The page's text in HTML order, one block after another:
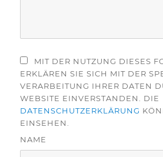
MIT DER NUTZUNG DIESES
ERKLÄREN SIE SICH MIT DER
VERARBEITUNG IHRER DATEN
WEBSITE EINVERSTANDEN. DIE
DATENSCHUTZERKLÄRUNG
EINSEHEN.
NAME